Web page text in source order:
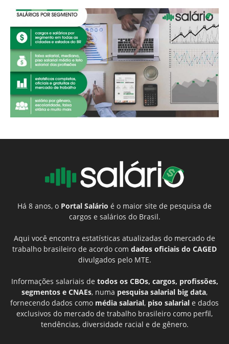
Há 8 anos, o Portal Salário é o maior site de pesquisa de
cargos e salários do Brasil.
Aqui você encontra estatísticas atualizadas do mercado de
trabalho brasileiro de acordo com dados oficiais do CAGED
divulgados pelo MTE.
Informações salariais de todos os CBOs, cargos, profissões,
segmentos e CNAEs, numa pesquisa salarial big data,
fornecendo dados como média salarial, piso salarial e dados
exclusivos do mercado de trabalho brasileiro como perfil,
tendências, diversidade racial e de gênero.